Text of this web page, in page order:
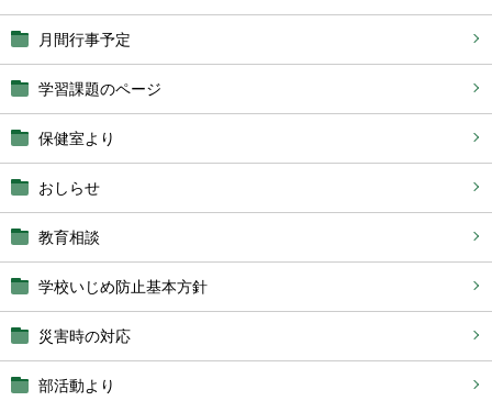
月間行事予定
学習課題のページ
保健室より
おしらせ
教育相談
学校いじめ防止基本方針
災害時の対応
部活動より